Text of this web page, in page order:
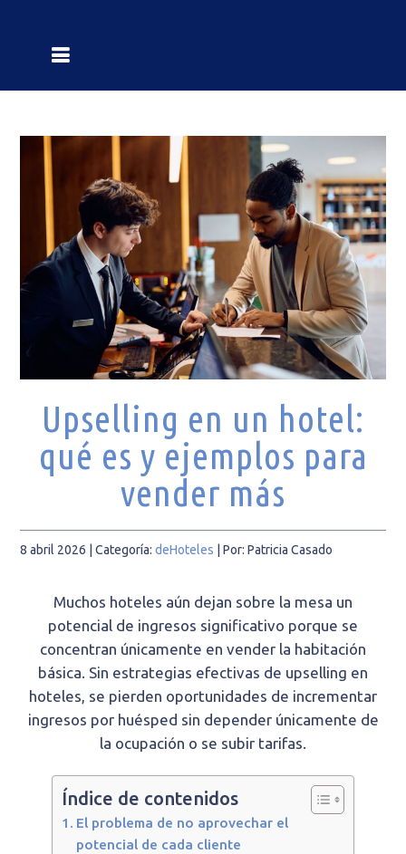
Upselling en un hotel:
qué es y ejemplos para
vender más
8 abril 2026 | Categoría:deHoteles |Por: Patricia Casado
Muchos hoteles aún dejan sobre la mesa un
potencial de ingresos significativo porque se
concentran únicamente en vender la habitación
básica. Sin estrategias efectivas de upselling en
hoteles, se pierden oportunidades de incrementar
ingresos por huésped sin depender únicamente de
la ocupación o se subir tarifas.
Índice de contenidos
El problema de no aprovechar el
potencial de cada cliente